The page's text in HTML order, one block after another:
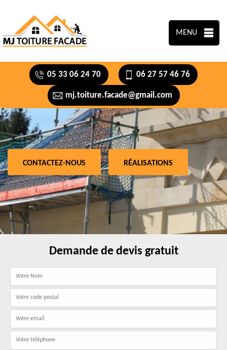
MENU
05 33 06 24 70 06 27 57 46 76
mj.toiture.facade@gmail.com
CONTACTEZ-NOUS RÉALISATIONS
Demande de devis gratuit